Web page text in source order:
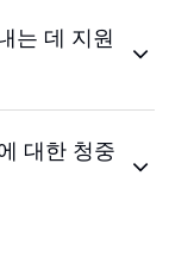
는 데 지원
대한 청중